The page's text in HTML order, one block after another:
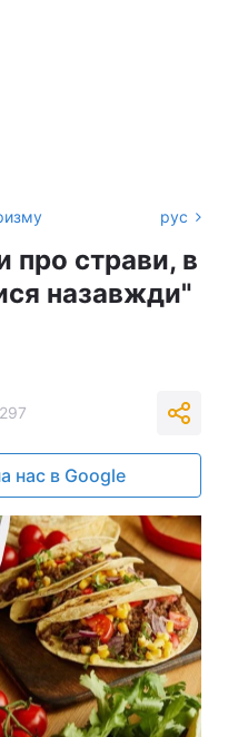
рус
про страви, в
назавжди"
нас в Google